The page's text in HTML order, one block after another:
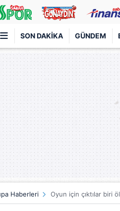
SON DAKIKA GÜNDEM
haber sitesi
Haberleri Oyun için çıktılar biri